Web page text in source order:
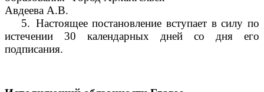
Авдеева А.В.
5. Настоящее постановление вступает в силу по
истечении 30 календарных дней со дня его
подписания.